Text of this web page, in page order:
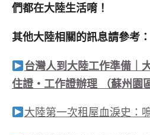
們都在大陸生活唷！
其他大陸相關的訊息請參考：
台灣人到大陸工作準備｜
住證・工作證辦理 （蘇州園
大陸第一次租屋血淚史：